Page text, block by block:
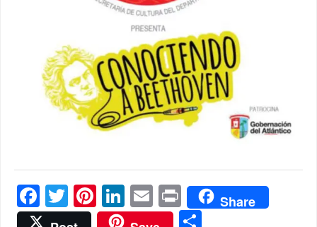
F
a
T
w
Pi
nt
Li
n
E
m
Pr
in
Share